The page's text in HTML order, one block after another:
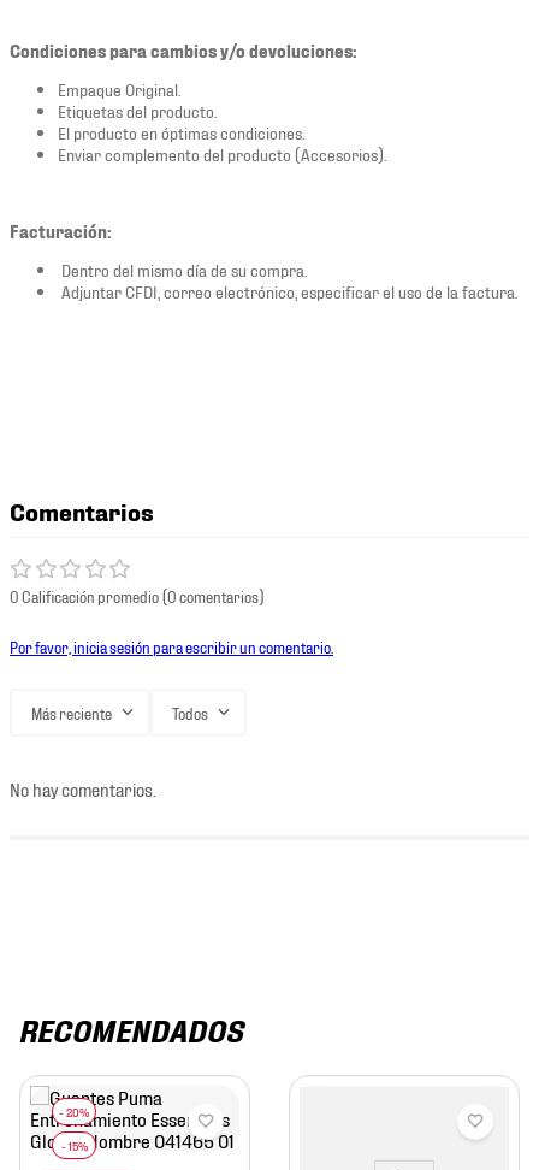
Condiciones para cambios y/o devoluciones:
Empaque Original.
Etiquetas del producto.
El producto en óptimas condiciones.
Enviar complemento del producto (Accesorios).
Facturación:
Dentro del mismo día de su compra.
Adjuntar CFDI, correo electrónico, especificar el uso de la factura.
Comentarios
0 Calificación promedio(0 comentarios)
Por favor, inicia sesión para escribir un comentario.
Más reciente Todos
No hay comentarios.
RECOMENDADOS